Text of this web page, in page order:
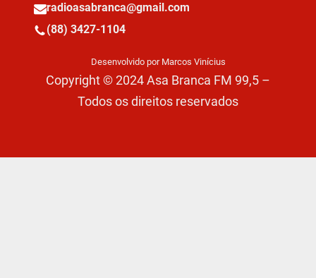
radioasabranca@gmail.com
(88) 3427-1104
Desenvolvido por Marcos Vinícius
Copyright © 2024 Asa Branca FM 99,5 –
Todos os direitos reservados